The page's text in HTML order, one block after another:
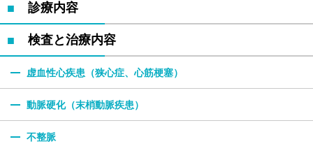
診療内容
検査と治療内容
虚血性心疾患（狭心症、心筋梗塞）
動脈硬化（末梢動脈疾患）
不整脈